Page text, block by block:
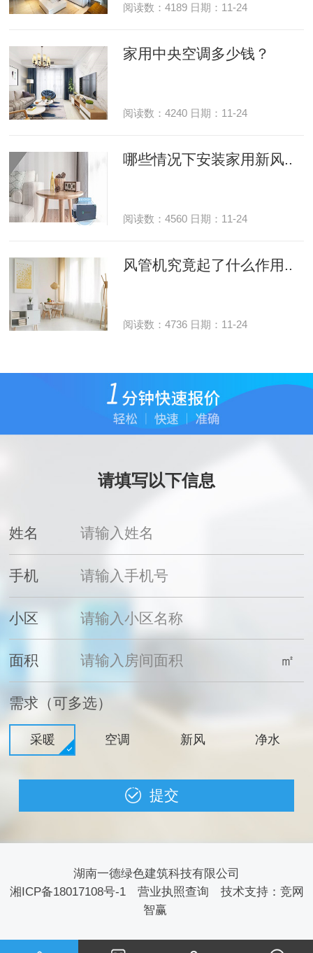
阅读数：4189 日期：11-24
家用中央空调多少钱？
阅读数：4240 日期：11-24
哪些情况下安装家用新风..
阅读数：4560 日期：11-24
风管机究竟起了什么作用..
阅读数：4736 日期：11-24
请填写以下信息
姓名
手机
小区
面积 ㎡
需求（可多选）
采暖 空调 新风 净水
湖南一德绿色建筑科技有限公司
湘ICP备18017108号-1
营业执照查询 技术支持： 竞网
智赢